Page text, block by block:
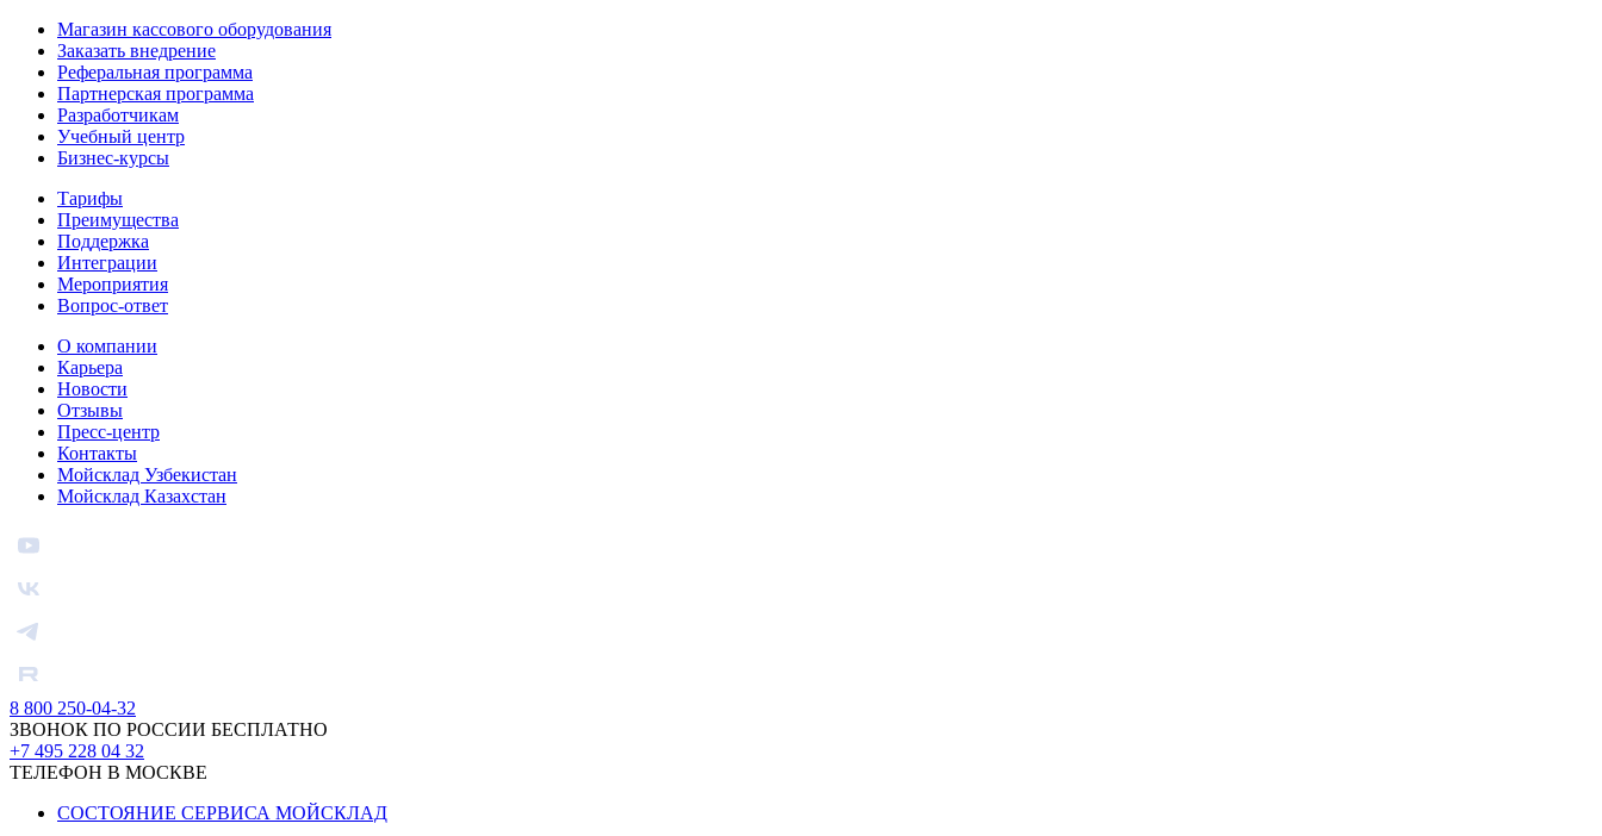
Магазин кассового оборудования
Заказать внедрение
Реферальная программа
Партнерская программа
Разработчикам
Учебный центр
Бизнес‑курсы
Тарифы
Преимущества
Поддержка
Интеграции
Мероприятия
Вопрос-ответ
О компании
Карьера
Новости
Отзывы
Пресс-центр
Контакты
Мойсклад Узбекистан
Мойсклад Казахстан
8 800 250-04-32
ЗВОНОК ПО РОССИИ БЕСПЛАТНО
+7 495 228 04 32
ТЕЛЕФОН В МОСКВЕ
СОСТОЯНИЕ СЕРВИСА МОЙСКЛАД